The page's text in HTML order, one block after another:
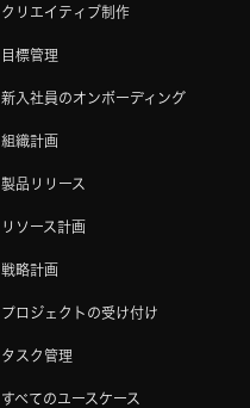
クリエイティブ制作
目標管理
新入社員のオンボーディング
組織計画
製品リリース
リソース計画
戦略計画
プロジェクトの受け付け
タスク管理
すべてのユースケース